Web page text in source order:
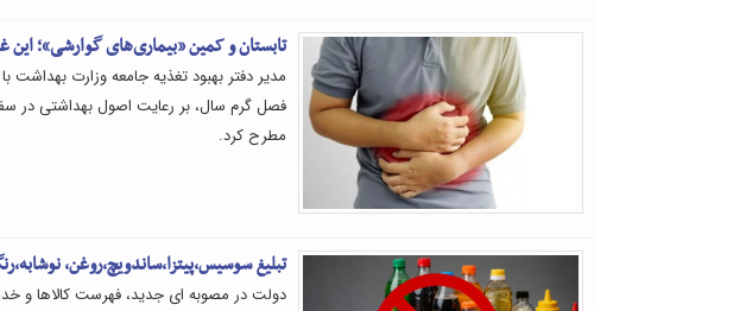
تابستان و کمین «بیماری‌های گوارشی»؛ این
مدیر دفتر بهبود تغذیه جامعه وزارت بهداشت
فصل گرم سال، بر رعایت اصول بهداشتی در
مطرح کرد.
تبلیغ سوسیس،پیتزا،ساندویچ،روغن، نوشابه،رنگ مو،تتو و ۱۲